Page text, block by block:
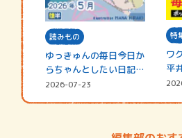
読みもの
ゆっきゅんの毎日今日か
らちゃんとしたい日記
☆202…
2026-07-23
特
ワ
平
シ